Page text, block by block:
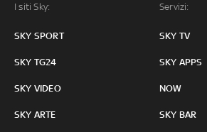
I siti Sky:
SKY SPORT
SKY TG24
SKY VIDEO
SKY ARTE
Servizi:
SKY TV
SKY APPS
NOW
SKY BAR